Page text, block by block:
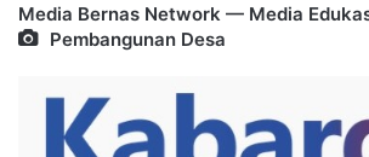
Media Bernas Network — Media
Pembangunan Desa